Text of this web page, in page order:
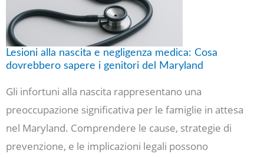
Lesioni alla nascita e negligenza medica: Cosa
dovrebbero sapere i genitori del Maryland
Gli infortuni alla nascita rappresentano una
preoccupazione significativa per le famiglie in attesa
nel Maryland. Comprendere le cause, strategie di
prevenzione, e le implicazioni legali possono
genitori
del